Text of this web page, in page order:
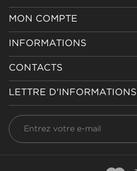
MON COMPTE
INFORMATIONS
CONTACTS
LETTRE D'INFORMATIONS